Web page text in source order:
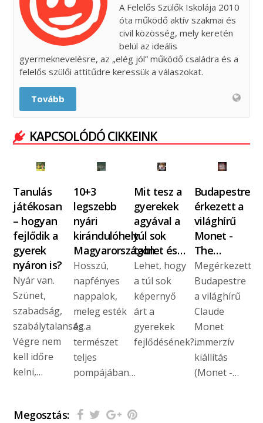
A Felelős Szülők Iskolája 2010
óta működő aktív szakmai és
civil közösség, mely keretén
belül az ideális
gyermeknevelésre, az „elég jól” működő családra és a
felelős szülői attitűdre keressük a válaszokat.
Tovább
KAPCSOLÓDÓ CIKKEINK
Tanulás
játékosan
– hogyan
fejlődik a
gyerek
nyáron is?
Nyár van.
Szünet,
szabadság,
szabálytalanság.
Végre nem
kell időre
kelni,…
10+3
legszebb
nyári
kirándulóhely
Magyarországon
Hosszú,
napfényes
nappalok,
meleg esték
és a
természet
teljes
pompájában…
Mit tesz a
gyerekek
agyával a
túl sok
tablet és…
Lehet, hogy
a túl sok
képernyő
árt a
gyerekek
fejlődésének?…
Budapestre
érkezett a
világhírű
Monet -
The…
Megérkezett
Budapestre
a világhírű
Claude
Monet
immerzív
kiállítás
(Monet -…
Megosztás: